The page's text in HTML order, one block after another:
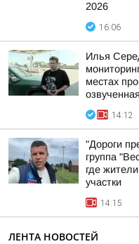
2026
16:06
Илья
местах
14:12
"Дороги
группа
где
участки
14:15
ЛЕНТА НОВОСТЕЙ